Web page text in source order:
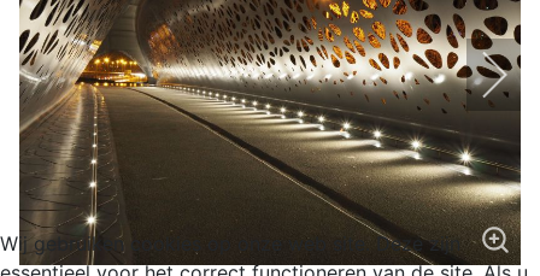
Wij gebruiken cookies op onze web site. Deze zijn